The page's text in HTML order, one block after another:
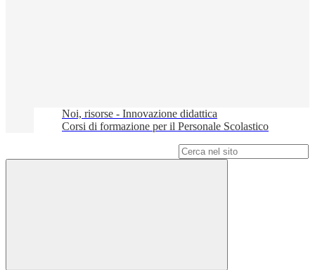
Noi, risorse - Innovazione didattica
Corsi di formazione per il Personale Scolastico